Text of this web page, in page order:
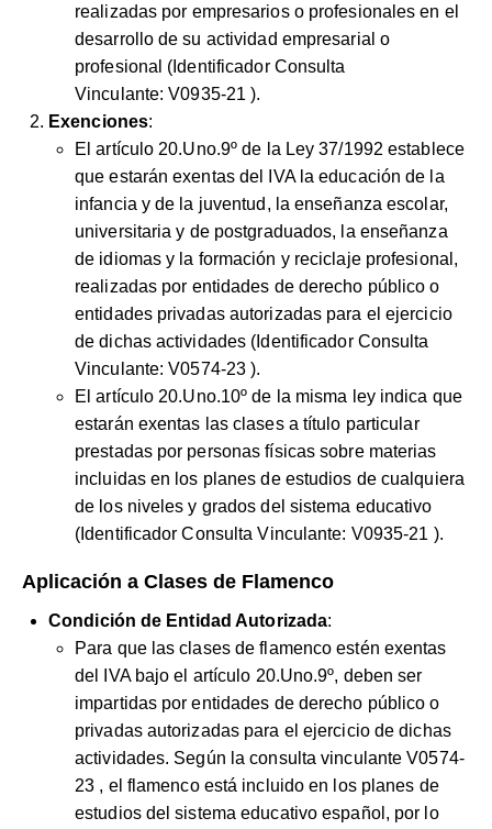
realizadas por empresarios o profesionales en el
desarrollo de su actividad empresarial o
profesional (Identificador Consulta
Vinculante:V0935-21).
Exenciones:
El artículo 20.Uno.9º de la Ley 37/1992 establece
que estarán exentas del IVA la educación de la
infancia y de la juventud, la enseñanza escolar,
universitaria y de postgraduados, la enseñanza
de idiomas y la formación y reciclaje profesional,
realizadas por entidades de derecho público o
entidades privadas autorizadas para el ejercicio
de dichas actividades (Identificador Consulta
Vinculante:V0574-23).
El artículo 20.Uno.10º de la misma ley indica que
estarán exentas las clases a título particular
prestadas por personas físicas sobre materias
incluidas en los planes de estudios de cualquiera
de los niveles y grados del sistema educativo
(Identificador Consulta Vinculante: V0935-21 ).
Aplicación a Clases de Flamenco
Condición de Entidad Autorizada:
Para que las clases de flamenco estén exentas
del IVA bajo el artículo 20.Uno.9º, deben ser
impartidas por entidades de derecho público o
privadas autorizadas para el ejercicio de dichas
actividades. Según la consulta vinculanteV0574-
23 , el flamenco está incluido en los planes de
estudios del sistema educativo español, por lo